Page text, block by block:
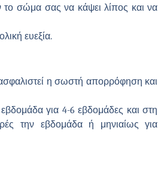
το σώμα σας να κάψει λίπος και να
ευεξία.
η σωστή απορρόφηση και
για 4-6 εβδομάδες και στη
την εβδομάδα ή μηνιαίως για